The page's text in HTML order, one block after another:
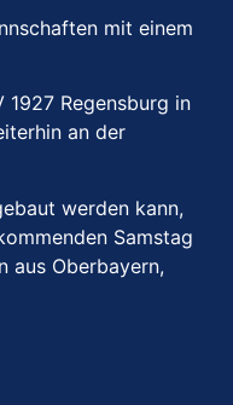
mit einem
1927 Regensburg in
an der
werden kann,
Samstag
aus Oberbayern,